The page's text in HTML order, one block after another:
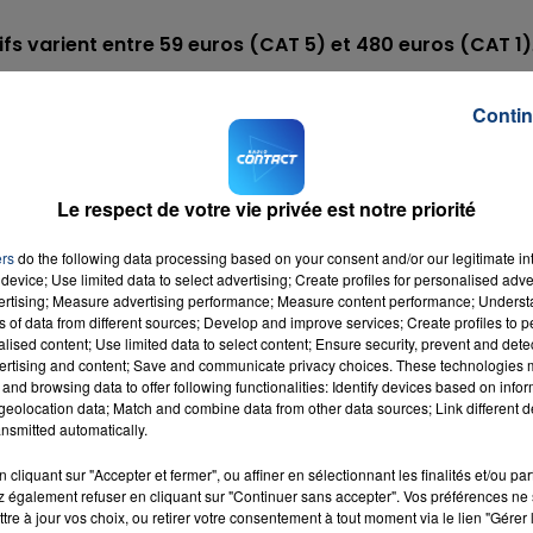
varient entre 59 euros (CAT 5) et 480 euros (CAT 1)
, trois journées de vente sont
journée, le FC Chambly accueilera Valenciennes.
vente dès DEMAIN !!https://t.co/duOOalUuqP
(@FCCOISE)18 juin 2019
sur
et
Le respect de votre vie privée est notre priorité
do the following data processing based on your consent and/or our legitimate
Use limited data to select advertising; Create profiles for personalised
Measure advertising performance; Measure content performance;
of data from different sources; Develop and improve services; Create profiles to
content; Use limited data to select content; Ensure security, prevent and
and content; Save and communicate privacy choices. These technologies
browsing data to offer following functionalities: Identify devices based on
data; Match and combine data from other data sources; Link different
automatically.
cliquant sur "Accepter et fermer", ou affiner en sélectionnant les finalités et/ou
également refuser en cliquant sur "Continuer sans accepter". Vos préférences
à jour vos choix, ou retirer votre consentement à tout moment via le lien